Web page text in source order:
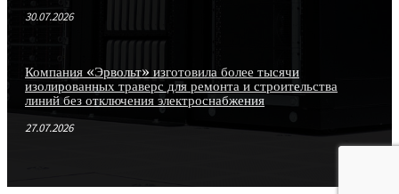
30.07.2026
Компания «Эрвольт» изготовила более тысячи
изолированных траверс для ремонта и строительства
линий без отключения электроснабжения
27.07.2026